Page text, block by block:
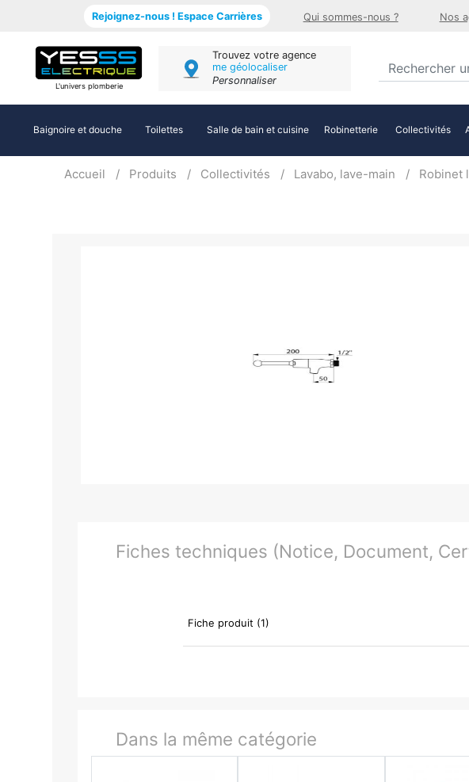
Rejoignez-nous ! Espace Carrières Qui sommes-nous ? Nos
L'univers plomberie
Trouvez votre agence
me géolocaliser
Personnaliser
Baignoire et douche Toilettes Salle de bain et cuisine Robinetterie Collectivités
Accueil Produits Collectivités Lavabo, lave-main Robinet
Fiches techniques (Notice, Document,
Fiche produit (1)
Dans la même catégorie